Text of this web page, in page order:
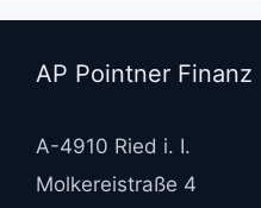
AP Pointner Finanz
A-4910 Ried i. I.
Molkereistraße 4